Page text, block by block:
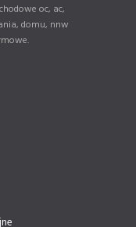
oc, ac,
domu, nnw